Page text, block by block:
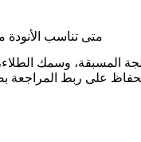
متى تناسب الأنودة
على ربط المراجعة